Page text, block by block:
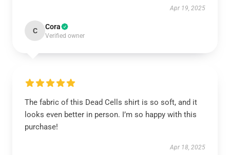
Apr 19, 2025
C Cora
Verified owner
The fabric of this Dead Cells shirt is so soft, and it
looks even better in person. I’m so happy with this
purchase!
Apr 18, 2025